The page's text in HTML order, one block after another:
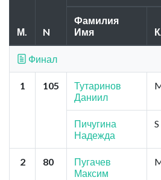
М. N
Фамилия
Имя
Финал
1 105
Тутаринов
Даниил
Пичугина
Надежда
S
2 80
Пугачев
Максим